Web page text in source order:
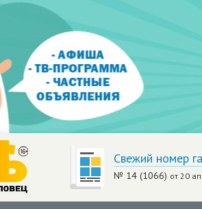
Свежий номер
№ 14 (1066) от 20